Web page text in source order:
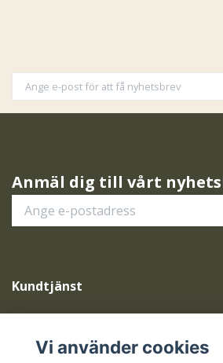
Anmäl dig till vårt
Kundtjänst
Vi använder cookies